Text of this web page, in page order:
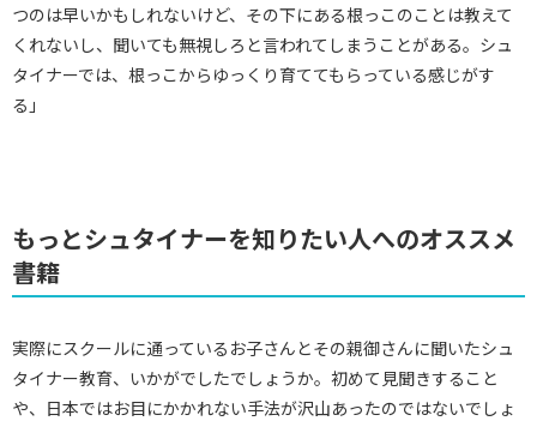
つのは早いかもしれないけど、その下にある根っこのことは教えて
くれないし、聞いても無視しろと言われてしまうことがある。シュ
タイナーでは、根っこからゆっくり育ててもらっている感じがす
る」
もっとシュタイナーを知りたい人へのオススメ
書籍
実際にスクールに通っているお子さんとその親御さんに聞いたシュ
タイナー教育、いかがでしたでしょうか。初めて見聞きすること
や、日本ではお目にかかれない手法が沢山あったのではないでしょ